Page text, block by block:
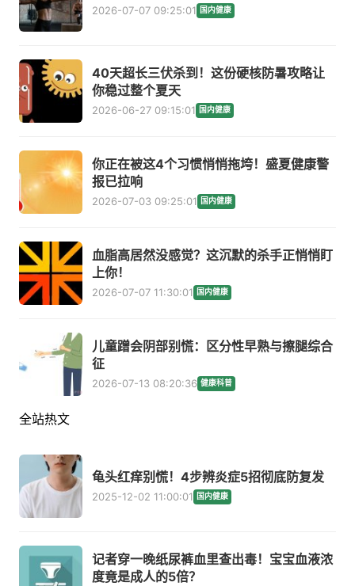
2026-07-07 09:25:01 国内健康
40天超长三伏杀到！这份硬核防暑攻略让
你稳过整个夏天
2026-06-27 09:15:01 国内健康
你正在被这4个习惯悄悄拖垮！盛夏健康警
报已拉响
2026-07-03 09:25:01 国内健康
血脂高居然没感觉？这沉默的杀手正悄悄盯
上你！
2026-07-07 11:30:01 国内健康
儿童蹭会阴部别慌：区分性早熟与擦腿综合
征
2026-07-13 08:20:36 健康科普
全站热文
龟头红痒别慌！4步辨炎症5招彻底防复发
2025-12-02 11:00:01 国内健康
记者穿一晚纸尿裤血里查出毒！宝宝血液浓
度竟是成人的5倍？